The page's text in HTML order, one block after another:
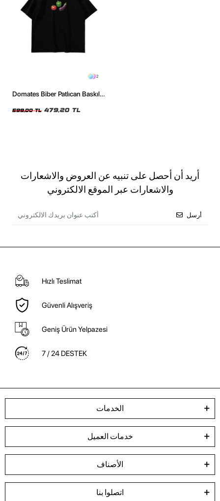
2
Domates Biber Patlıcan Baskılı
599,00 TL 479,20 TL
أريد أن أحصل على تنبيه عن العروض والاشعارات
والاشعارات عبر الموقع الالكتروني
أرسل
Hızlı Teslimat
Güvenli Alışveriş
Geniş Ürün Yelpazesi
7 / 24 DESTEK
الخدمات
خدمات العميل
الأصناف
اتصلوا بنا